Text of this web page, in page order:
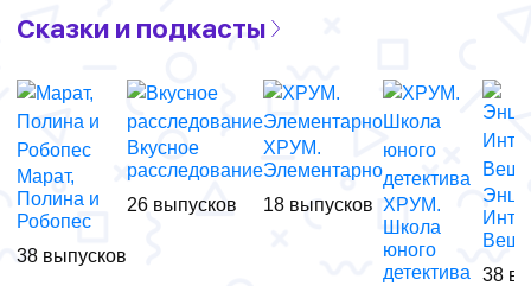
Сказки и подкасты
Марат,
Полина и
Робопес
38 выпусков
Вкусное
расследование
26 выпусков
ХРУМ.
Элементарно
18 выпусков ХРУМ.
Школа
юного
детектива
38